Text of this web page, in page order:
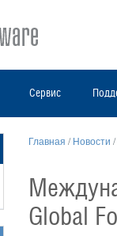
Сервис
Главная /Новости /
Global